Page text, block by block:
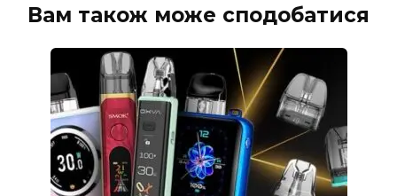
Вам також може сподобатися